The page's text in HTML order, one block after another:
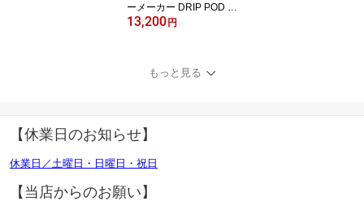
ーメーカー DRIP POD ド
リップポッド DP3【台数
とスペシャルブレンド1
箱付きのお買い得セッ
13,200 円
もっと見る
【休業日のお知らせ】
休業日／土曜日・日曜日・祝日
【当店からのお願い】